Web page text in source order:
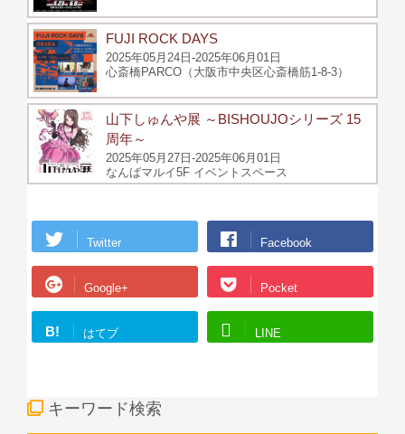
FUJI ROCK DAYS
2025年05月24日-2025年06月01日
心斎橋PARCO（大阪市中央区心斎橋筋1-8-3）
山下しゅんや展 ～BISHOUJOシリーズ 15
周年～
2025年05月27日-2025年06月01日
なんばマルイ5F イベントスペース
Twitter Facebook
Google+ Pocket
B! はてブ LINE
キーワード検索